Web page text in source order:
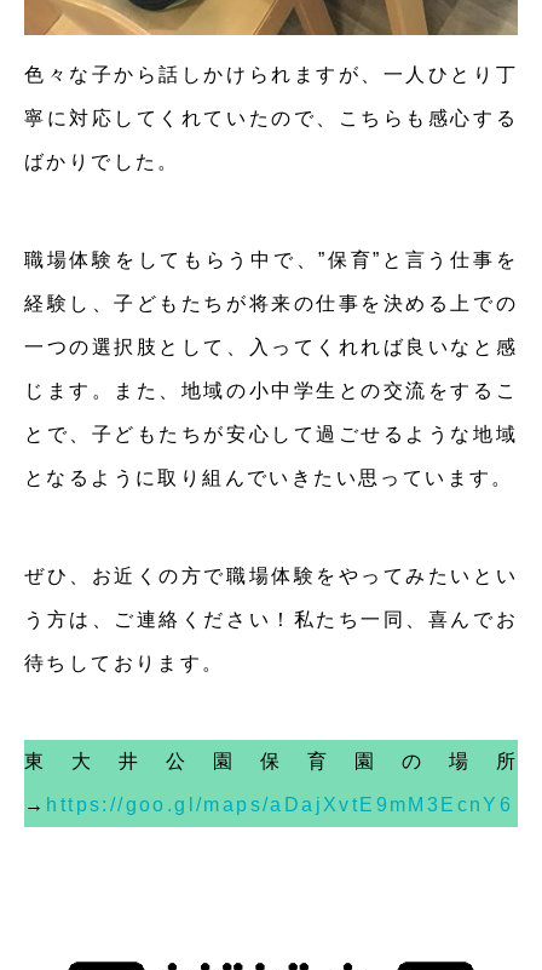
色々な子から話しかけられますが、一人ひとり丁
寧に対応してくれていたので、こちらも感心する
ばかりでした。
職場体験をしてもらう中で、”保育”と言う仕事を
経験し、子どもたちが将来の仕事を決める上での
一つの選択肢として、入ってくれれば良いなと感
じます。また、地域の小中学生との交流をするこ
とで、子どもたちが安心して過ごせるような地域
となるように取り組んでいきたい思っています。
ぜひ、お近くの方で職場体験をやってみたいとい
う方は、ご連絡ください！私たち一同、喜んでお
待ちしております。
東大井公園保育園の場所
→ https://goo.gl/maps/aDajXvtE9mM3EcnY6